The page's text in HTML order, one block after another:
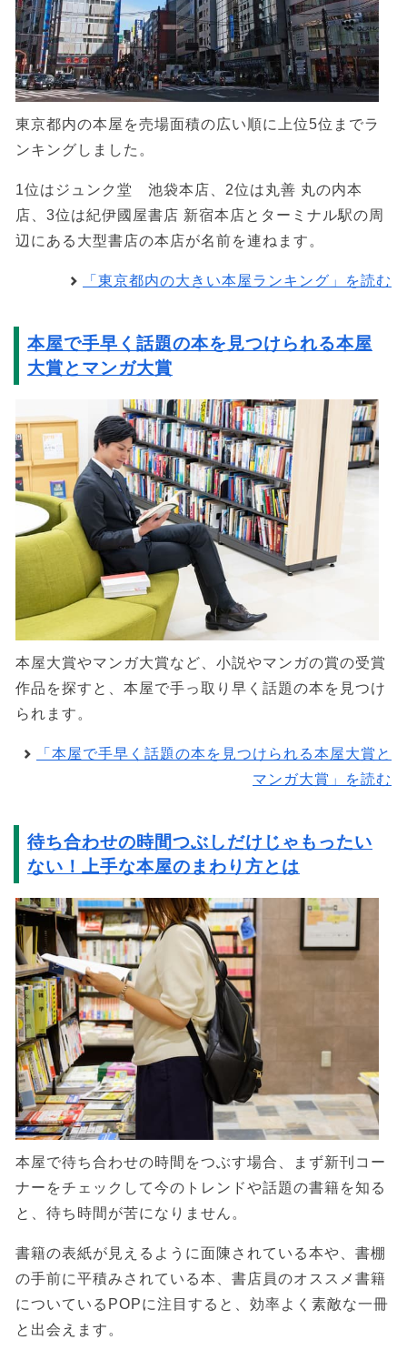
東京都内の本屋を売場面積の広い順に上位5位までラ
ンキングしました。
1位はジュンク堂 池袋本店、2位は丸善 丸の内本
店、3位は紀伊國屋書店 新宿本店とターミナル駅の周
辺にある大型書店の本店が名前を連ねます。
「東京都内の大きい本屋ランキング」を読む
本屋で手早く話題の本を見つけられる本屋
大賞とマンガ大賞
本屋大賞やマンガ大賞など、小説やマンガの賞の受賞
作品を探すと、本屋で手っ取り早く話題の本を見つけ
られます。
「本屋で手早く話題の本を見つけられる本屋大賞と
マンガ大賞」を読む
待ち合わせの時間つぶしだけじゃもったい
ない！上手な本屋のまわり方とは
本屋で待ち合わせの時間をつぶす場合、まず新刊コー
ナーをチェックして今のトレンドや話題の書籍を知る
と、待ち時間が苦になりません。
書籍の表紙が見えるように面陳されている本や、書棚
の手前に平積みされている本、書店員のオススメ書籍
についているPOPに注目すると、効率よく素敵な一冊
と出会えます。